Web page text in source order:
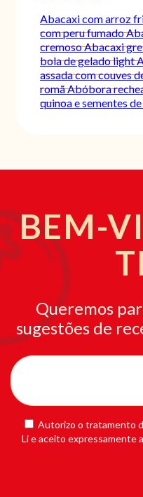
Abacaxi com arroz
com peru fumado
cremosoAbacaxi
bola de gelado light
assada com couves
romãAbóbora
quinoa e sementes
BEM-
Queremos
sugestões de
Autorizo o tratamento
Li e aceito expressamente